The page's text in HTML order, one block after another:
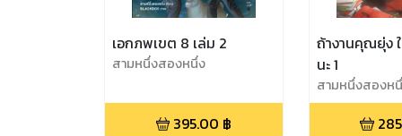
เอกภพเขต 8 เล่ม 2
สามหนึ่งสองหนึ่ง
395.00 ฿
ถ้างานคุณยุ่ง
นะ 1
สามหนึ่งสองห